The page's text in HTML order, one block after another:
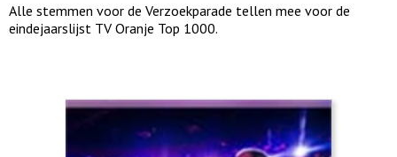
Alle stemmen voor de Verzoekparade tellen mee voor de
eindejaarslijst TV Oranje Top 1000.